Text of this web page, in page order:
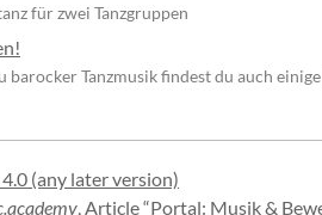
für zwei Tanzgruppen
barocker Tanzmusik findest du auch
4.0 (any later version)
Article “Portal: Musik &